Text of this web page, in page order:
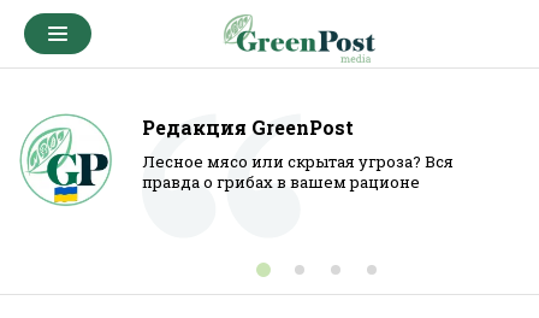
Редакция GreenPost
Лесное мясо или скрытая угроза? Вся
правда о грибах в вашем рационе